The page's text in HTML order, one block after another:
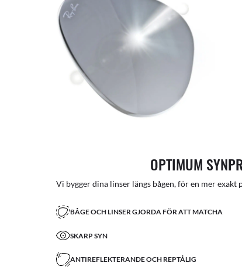
OPTIMUM
Vi bygger dina linser längs bågen, för en mer
BÅGE OCH LINSER GJORDA FÖR ATT MATCHA
SKARP SYN
ANTIREFLEKTERANDE OCH REPTÅLIG